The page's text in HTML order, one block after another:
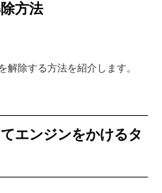
方法
解除する方法を紹介します。
エンジンをかけるタ